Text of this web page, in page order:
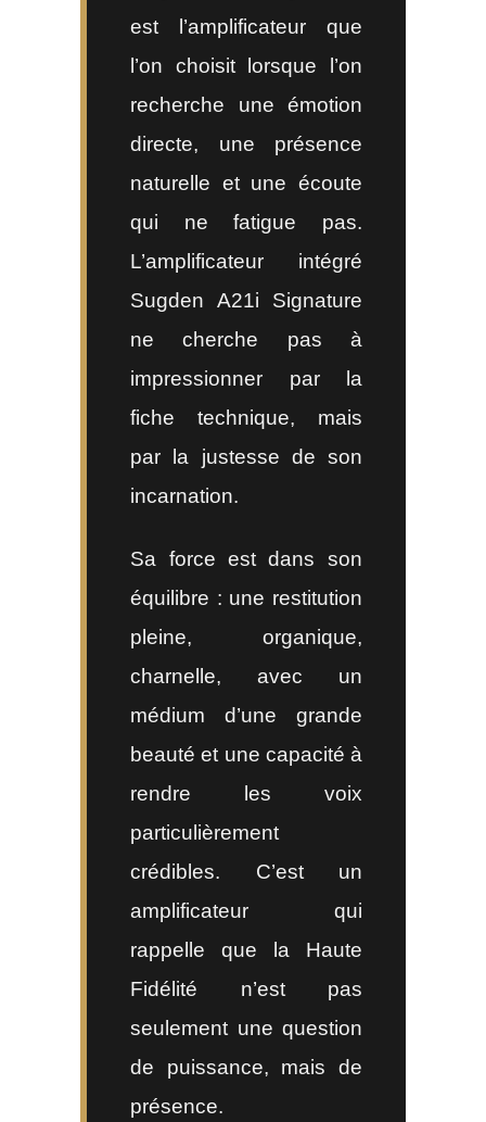
est l’amplificateur que
l’on choisit lorsque l’on
recherche une émotion
directe, une présence
naturelle et une écoute
qui ne fatigue pas.
L’amplificateur intégré
Sugden A21i Signature
ne cherche pas à
impressionner par la
fiche technique, mais
par la justesse de son
incarnation.
Sa force est dans son
équilibre : une restitution
pleine, organique,
charnelle, avec un
médium d’une grande
beauté et une capacité à
rendre les voix
particulièrement
crédibles. C’est un
amplificateur qui
rappelle que la Haute
Fidélité n’est pas
seulement une question
de puissance, mais de
présence.